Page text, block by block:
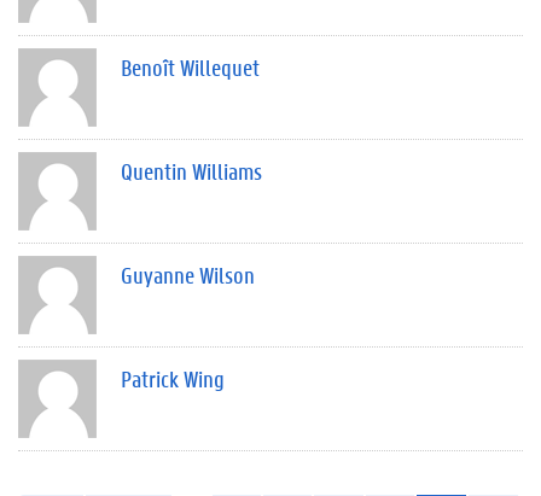
Benoît Willequet
Quentin Williams
Guyanne Wilson
Patrick Wing